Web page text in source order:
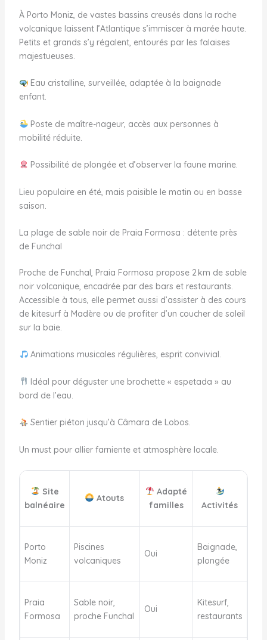
À Porto Moniz, de vastes bassins creusés dans la roche
volcanique laissent l’Atlantique s’immiscer à marée haute.
Petits et grands s’y régalent, entourés par les falaises
majestueuses.
Eau cristalline, surveillée, adaptée à la baignade
enfant.
Poste de maître-nageur, accès aux personnes à
mobilité réduite.
Possibilité de plongée et d’observer la faune marine.
Lieu populaire en été, mais paisible le matin ou en basse
saison.
La plage de sable noir de Praia Formosa : détente près
de Funchal
Proche de Funchal, Praia Formosa propose 2 km de sable
noir volcanique, encadrée par des bars et restaurants.
Accessible à tous, elle permet aussi d’assister à des cours
de kitesurf à Madère ou de profiter d’un coucher de soleil
sur la baie.
Animations musicales régulières, esprit convivial.
Idéal pour déguster une brochette « espetada » au
bord de l’eau.
Sentier piéton jusqu’à Câmara de Lobos.
Un must pour allier farniente et atmosphère locale.
Site
balnéaire
Atouts
Adapté
familles
Activités
Porto
Moniz
Piscines
volcaniques
Oui
Baignade,
plongée
Praia
Formosa
Sable noir,
proche Funchal
Oui
Kitesurf,
restaurants